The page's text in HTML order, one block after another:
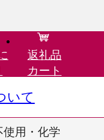
返礼品
カート
いて
使用・化学